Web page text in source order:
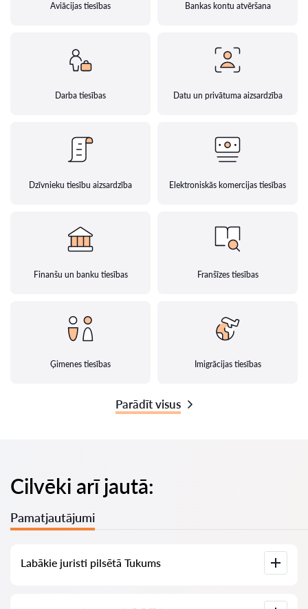
Aviācijas tiesības Bankas kontu atvēršana
Darba tiesības Datu un privātuma aizsardzība
Dzīvnieku tiesību aizsardzība Elektroniskās komercijas tiesības
Finanšu un banku tiesības Franšīzes tiesības
Ģimenes tiesības Imigrācijas tiesības
Parādīt visus
Cilvēki arī jautā:
Pamatjautājumi
Labākie juristi pilsētā Tukums